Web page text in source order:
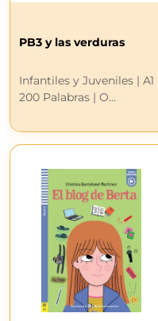
PB3 y las verduras
Infantiles y Juveniles | A1
200 Palabras | O...